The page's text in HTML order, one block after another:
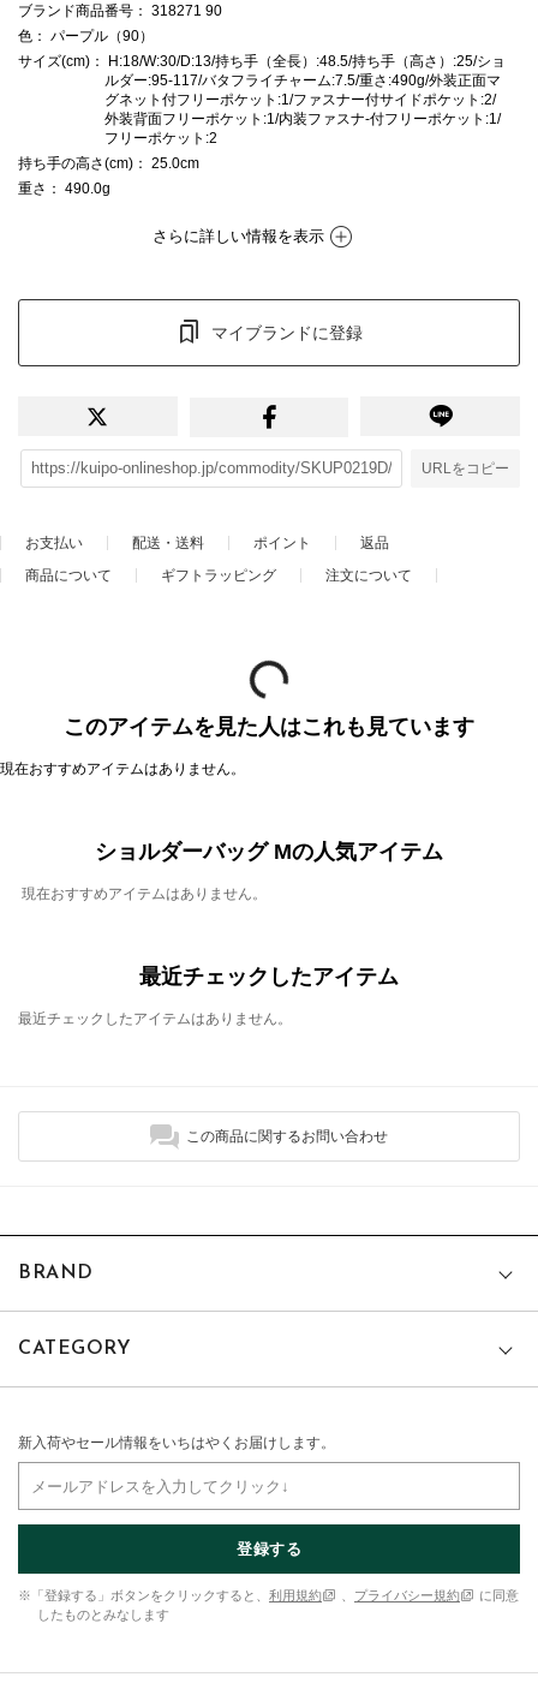
ブランド商品番号 ： 318271 90
色 ： パープル（90）
サイズ(cm) ： H:18/W:30/D:13/持ち手（全長）:48.5/持ち手（高さ）:25/ショ
ルダー:95-117/バタフライチャーム:7.5/重さ:490g/外装正面マ
グネット付フリーポケット:1/ファスナー付サイドポケット:2/
外装背面フリーポケット:1/内装ファスナ-付フリーポケット:1/
フリーポケット:2
持ち手の高さ(cm) ： 25.0cm
重さ ： 490.0g
さらに詳しい情報を表示
マイブランドに登録
URLをコピー
お支払い 配送・送料 ポイント
返品
商品について
ギフトラッピング 注文について
このアイテムを見た人はこれも見ています
現在おすすめアイテムはありません。
ショルダーバッグ Mの人気アイテム
現在おすすめアイテムはありません。
最近チェックしたアイテム
最近チェックしたアイテムはありません。
この商品に関するお問い合わせ
BRAND
CATEGORY
新入荷やセール情報をいちはやくお届けします。
登録する
※「登録する」ボタンをクリックすると、 利用規約 プライバシー規約
に同意
したものとみなします